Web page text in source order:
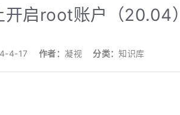
启root账户（20.04）
4-17 作者： 凝视 分类：知识库